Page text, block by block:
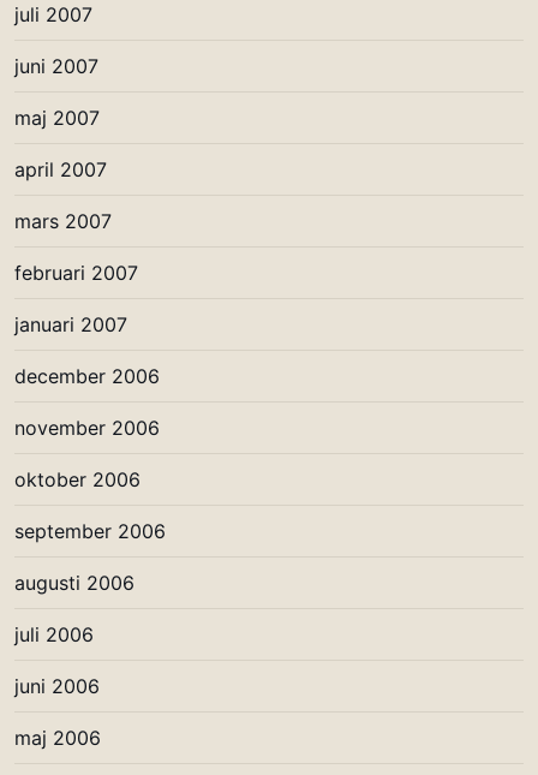
juli 2007
juni 2007
maj 2007
april 2007
mars 2007
februari 2007
januari 2007
december 2006
november 2006
oktober 2006
september 2006
augusti 2006
juli 2006
juni 2006
maj 2006